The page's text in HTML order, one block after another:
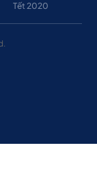
Tết 2020